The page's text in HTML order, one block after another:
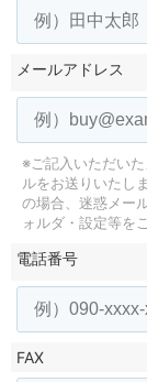
メールアドレス
※ご記入いただい
ルをお送りいたしま
の場合、迷惑メー
ォルダ・設定等を
電話番号
FAX